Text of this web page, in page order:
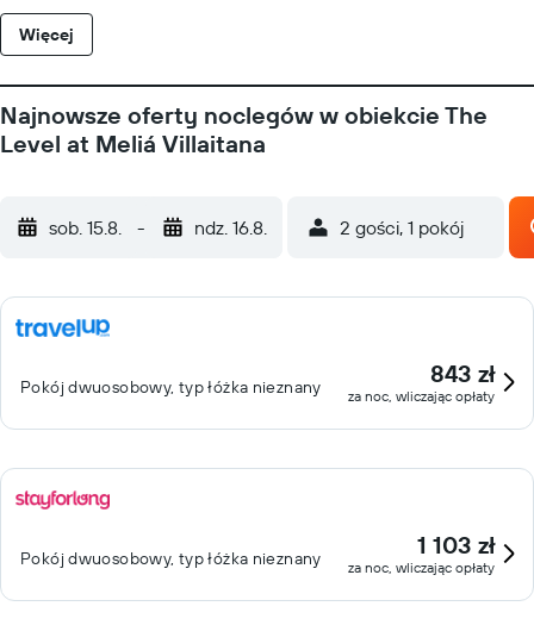
Więcej
Najnowsze oferty noclegów w obiekcie The
Level at Meliá Villaitana
sob. 15.8. - ndz. 16.8. 2 gości, 1 pokój
Pokój dwuosobowy, typ łóżka nieznany 843 zł
za noc, wliczając opłaty
Pokój dwuosobowy, typ łóżka nieznany 1 103 zł
za noc, wliczając opłaty